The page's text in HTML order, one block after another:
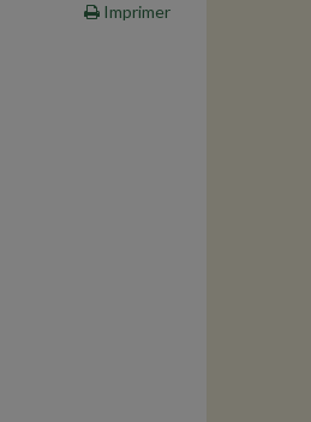
Imprimer